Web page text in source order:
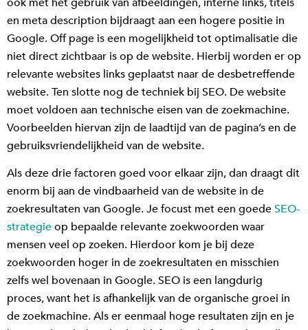
en meta description bijdraagt aan een hogere positie in
Google. Off page is een mogelijkheid tot optimalisatie die
niet direct zichtbaar is op de website. Hierbij worden er op
relevante websites links geplaatst naar de desbetreffende
website. Ten slotte nog de techniek bij SEO. De website
moet voldoen aan technische eisen van de zoekmachine.
Voorbeelden hiervan zijn de laadtijd van de pagina’s en de
gebruiksvriendelijkheid van de website.
Als deze drie factoren goed voor elkaar zijn, dan draagt dit
enorm bij aan de vindbaarheid van de website in de
zoekresultaten van Google. Je focust met een goedeSEO-
strategieop bepaalde relevante zoekwoorden waar
mensen veel op zoeken. Hierdoor kom je bij deze
zoekwoorden hoger in de zoekresultaten en misschien
zelfs wel bovenaan in Google. SEO is een langdurig
proces, want het is afhankelijk van de organische groei in
de zoekmachine. Als er eenmaal hoge resultaten zijn en je